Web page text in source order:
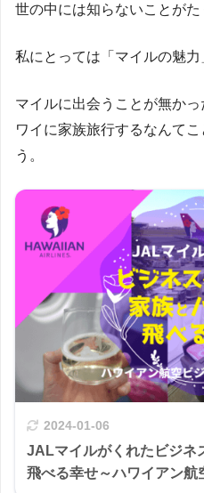
世の中には知らないことがた
私にとっては「マイルの魅力
マイルに出会うことが無か
ワイに家族旅行するなんて
う。
2024-01-06
JALマイルがくれたビジネ
飛べる幸せ～ハワイアン航